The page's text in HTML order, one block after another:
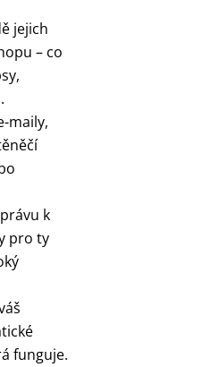
jejich
– co
maily,
k
pro ty
funguje.